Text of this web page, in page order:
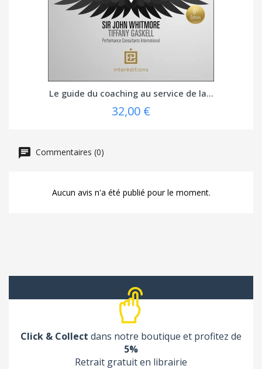
Le guide du coaching au service de la...
32,00 €
Commentaires (0)
Aucun avis n'a été publié pour le moment.
Click & Collect dans notre boutique et profitez de
5%
Retrait gratuit en librairie